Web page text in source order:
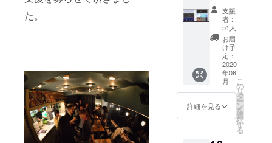
た。
頂けま
す。 ※
お届け
予定日
に付き
まして
は、新
型コロ
ナウイ
ルス関
連の状
※ご支援
頂ける
際はプ
ルダウ
ンメ
ニュー
よりご
希望の
受け取
り方法
をご選
ト/1ド
リンク
付》x 6
枚 1ド
リンク
付き御
招待券
を6枚リ
ターン
させて
頂きま
す。 営
業再開
支援
者：
51人
お届
け予
定：
2020
年06
月
詳細を見る
こ
の
リ
タ
ー
ン
を
選
択
す
る